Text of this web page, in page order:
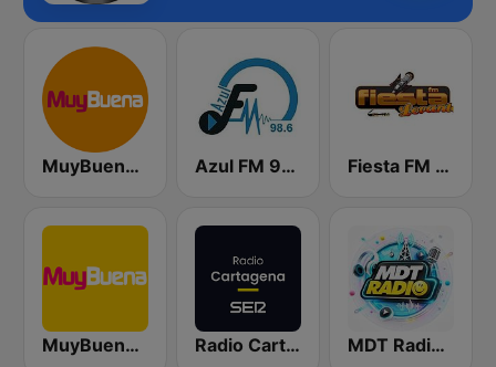
MuyBuena - Alicante Azul FM 98.6 Región de Murcia Fiesta FM - Levante
MuyBuena Benidorm Radio Cartagena SER MDT Radio Valencia